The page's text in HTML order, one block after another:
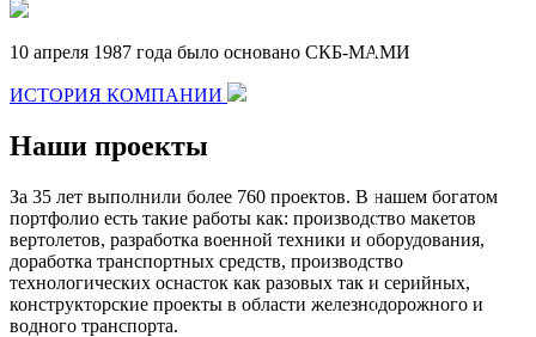
10 апреля 1987 года было основано СКБ-МАМИ
ИСТОРИЯ КОМПАНИИ
Наши проекты
За 35 лет выполнили более 760 проектов. В нашем богатом
портфолио есть такие работы как: производство макетов
вертолетов, разработка военной техники и оборудования,
доработка транспортных средств, производство
технологических оснасток как разовых так и серийных,
конструкторские проекты в области железнодорожного и
водного транспорта.